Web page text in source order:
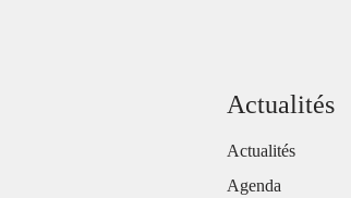
Actualités
Actualités
Agenda